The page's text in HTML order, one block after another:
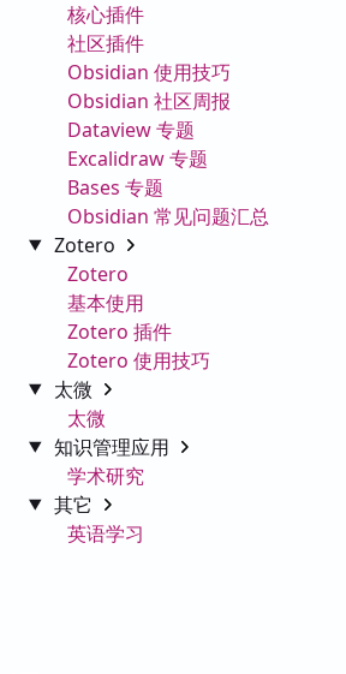
核心插件
社区插件
Obsidian 使用技巧
Obsidian 社区周报
Dataview 专题
Excalidraw 专题
Bases 专题
Obsidian 常见问题汇总
Zotero
Zotero
基本使用
Zotero 插件
Zotero 使用技巧
太微
太微
知识管理应用
学术研究
其它
英语学习